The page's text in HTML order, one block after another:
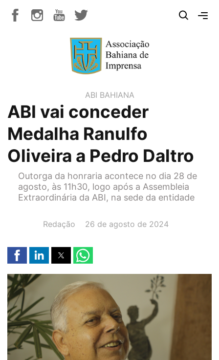
ABI BAHIANA
ABI vai conceder
Medalha Ranulfo
Oliveira a Pedro Daltro
Outorga da honraria acontece no dia 28 de
agosto, às 11h30, logo após a Assembleia
Extraordinária da ABI, na sede da entidade
AUTOR(A):
Redação DATA:
26 de agosto de 2024